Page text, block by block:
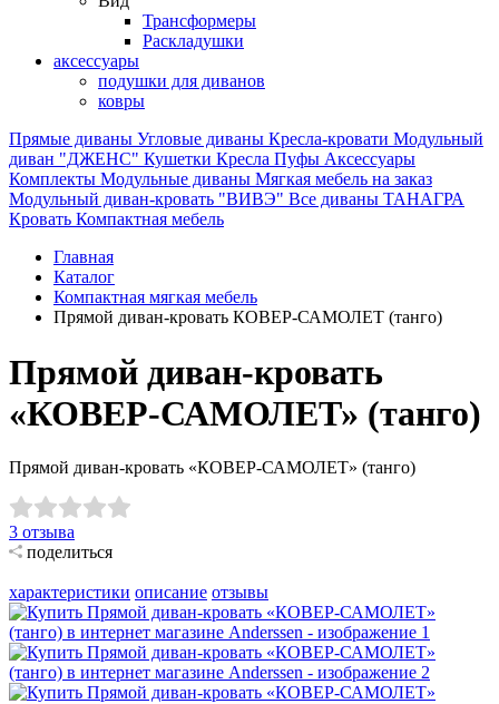
Трансформеры
Раскладушки
аксессуары
подушки для диванов
ковры
Прямые диваны Угловые диваны Кресла-кровати Модульный
диван "ДЖЕНС" Кушетки Кресла Пуфы Аксессуары
Комплекты Модульные диваны Мягкая мебель на заказ
Модульный диван-кровать "ВИВЭ" Все диваны ТАНАГРА
Кровать Компактная мебель
Главная
Каталог
Компактная мягкая мебель
Прямой диван-кровать КОВЕР-САМОЛЕТ (танго)
Прямой диван-кровать
«КОВЕР-САМОЛЕТ» (танго)
Прямой диван-кровать «КОВЕР-САМОЛЕТ» (танго)
3 отзыва
поделиться
характеристики описание отзывы